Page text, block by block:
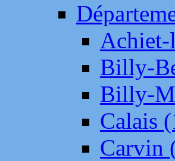
Billy-
Billy-
Calais
Carvin